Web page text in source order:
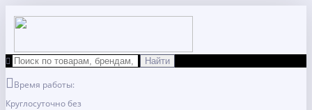
Время работы:
Круглосуточно без